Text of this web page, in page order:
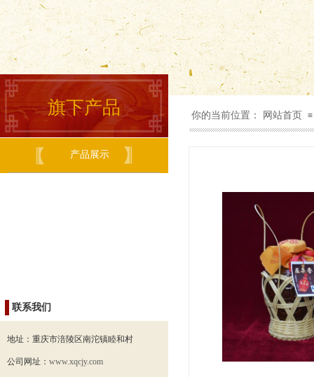
旗下产品 你的当前位置： 网站首页 ≡
产品展示
联系我们
地址： 重庆市涪陵区南沱镇睦和村
公司网址： www.xqcjy.com